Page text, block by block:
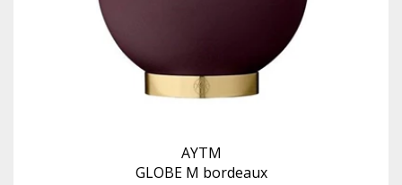
AYTM
GLOBE M bordeaux